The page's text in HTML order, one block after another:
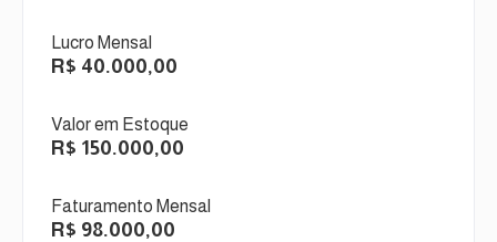
Lucro Mensal
R$ 40.000,00
Valor em Estoque
R$ 150.000,00
Faturamento Mensal
R$ 98.000,00